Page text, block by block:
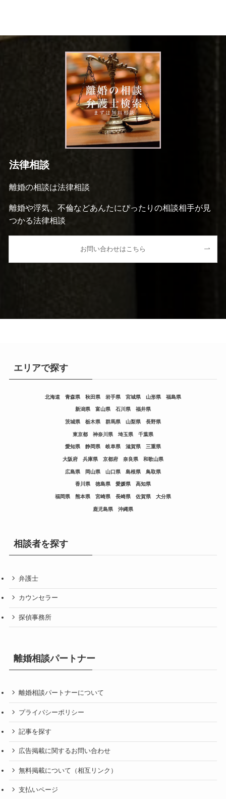
法律相談
離婚の相談は法律相談
離婚や浮気、不倫などあんたにぴったりの相談相手が見
つかる法律相談
お問い合わせはこちら
エリアで探す
北海道 青森県 秋田県 岩手県 宮城県 山形県 福島県
新潟県 富山県 石川県 福井県
茨城県 栃木県 群馬県 山梨県 長野県
東京都 神奈川県 埼玉県 千葉県
愛知県 静岡県 岐阜県 滋賀県 三重県
大阪府 兵庫県 京都府 奈良県 和歌山県
広島県 岡山県 山口県 島根県 鳥取県
香川県 徳島県 愛媛県 高知県
福岡県 熊本県 宮崎県 長崎県 佐賀県 大分県
鹿児島県 沖縄県
相談者を探す
弁護士
カウンセラー
探偵事務所
離婚相談パートナー
離婚相談パートナーについて
プライバシーポリシー
記事を探す
広告掲載に関するお問い合わせ
無料掲載について（相互リンク）
支払いページ